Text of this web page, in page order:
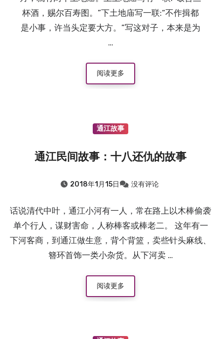
杯酒，赐尔百寿图。”下土地庙写一联:“不作揖都
是小事，许当头定要大方。”写这对子，本来是为
…
阅读更多
通江故事
通江民间故事：十八还仇的故事
2018年1月15日 没有评论
话说清代中叶，通江小河有一人，常在路上以木棒偷袭
单个行人，谋财害命，人称棒客或棒老二。 这年有一
下河客商，到通江做生意，背个背篮，卖些针头麻线、
簪环首饰一类小杂货。从下河卖 …
阅读更多